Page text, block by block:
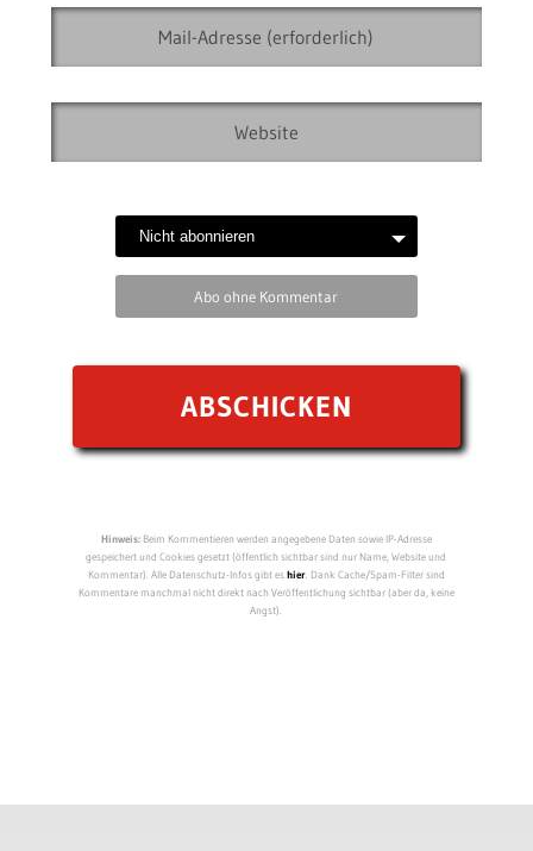
Abo ohne Kommentar
Hinweis:Beim Kommentieren werden angegebene Daten sowie IP-Adresse
gespeichert und Cookies gesetzt (öffentlich sichtbar sind nur Name, Website und
Kommentar). Alle Datenschutz-Infos gibt eshier. Dank Cache/Spam-Filter sind
Kommentare manchmal nicht direkt nach Veröffentlichung sichtbar (aber da, keine
Angst).